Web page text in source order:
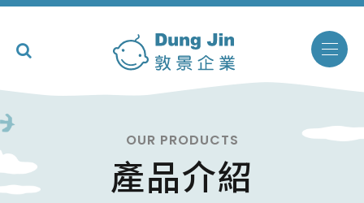
OUR PRODUCTS
產品介紹